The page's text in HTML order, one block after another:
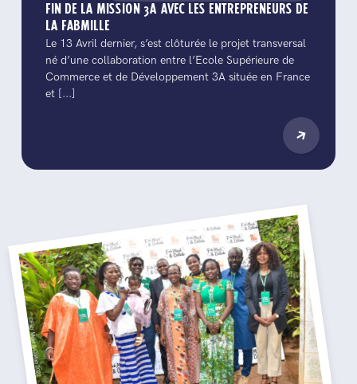
FIN DE LA MISSION 3A AVEC LES ENTREPRENEURS DE
LA FABMILLE
Le 13 Avril dernier, s’est clôturée le projet transversal
né d’une collaboration entre l’Ecole Supérieure de
Commerce et de Développement 3A située en France
et [...]